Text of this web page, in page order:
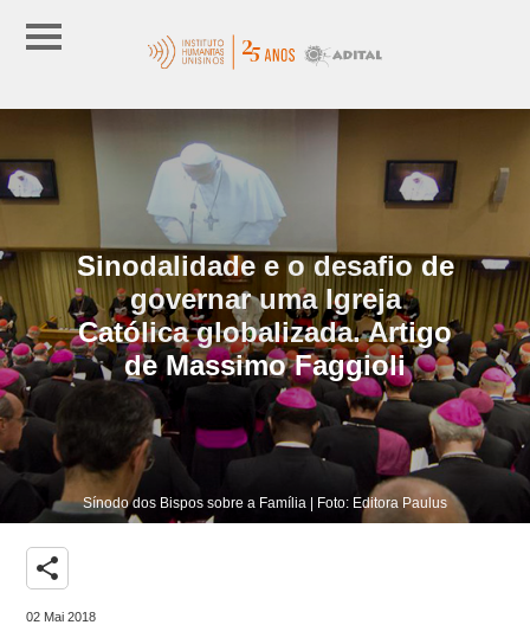
Sinodalidade e o desafio de
governar uma Igreja
Católica globalizada. Artigo
de Massimo Faggioli
Sínodo dos Bispos sobre a Família | Foto: Editora Paulus
share
02 Mai 2018